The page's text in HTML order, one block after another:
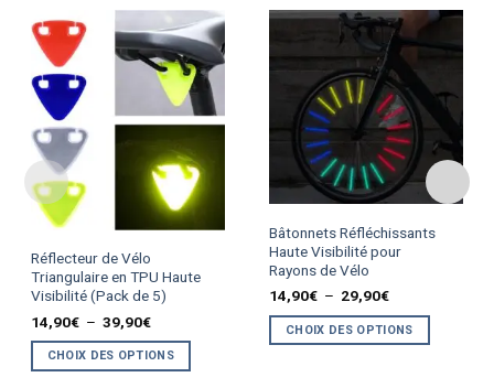
Réflecteur de Vélo
Triangulaire en TPU Haute
Visibilité (Pack de 5)
14,90€ – 39,90€Plage
prix :
14,90€
à
CHOIX DES OPTIONS
Ce
produit
a
plusieurs
variations.
Les
Bâtonnets Réfléchissants
Haute Visibilité pour
Rayons de Vélo
14,90€ – 29,90€Plage
prix :
14,90€
CHOIX DES OPTIONS
Ce
produit
a
plusieurs
variations.
Les